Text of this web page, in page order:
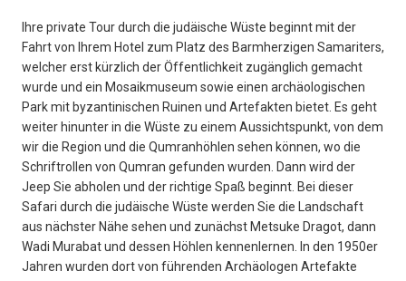
Ihre private Tour durch die judäische Wüste beginnt mit der
Fahrt von Ihrem Hotel zum Platz des Barmherzigen Samariters,
welcher erst kürzlich der Öffentlichkeit zugänglich gemacht
wurde und ein Mosaikmuseum sowie einen archäologischen
Park mit byzantinischen Ruinen und Artefakten bietet. Es geht
weiter hinunter in die Wüste zu einem Aussichtspunkt, von dem
wir die Region und die Qumranhöhlen sehen können, wo die
Schriftrollen von Qumran gefunden wurden. Dann wird der
Jeep Sie abholen und der richtige Spaß beginnt. Bei dieser
Safari durch die judäische Wüste werden Sie die Landschaft
aus nächster Nähe sehen und zunächst Metsuke Dragot, dann
Wadi Murabat und dessen Höhlen kennenlernen. In den 1950er
Jahren wurden dort von führenden Archäologen Artefakte